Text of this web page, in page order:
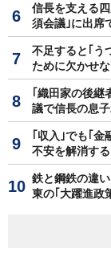
信長を支える
須会議｣に出席
不足すると｢う
ために欠かせ
｢織田家の後
議で信長の息
｢収入｣でも｢
不安を解消す
鉄と鋼鉄の違
東の｢大躍進政